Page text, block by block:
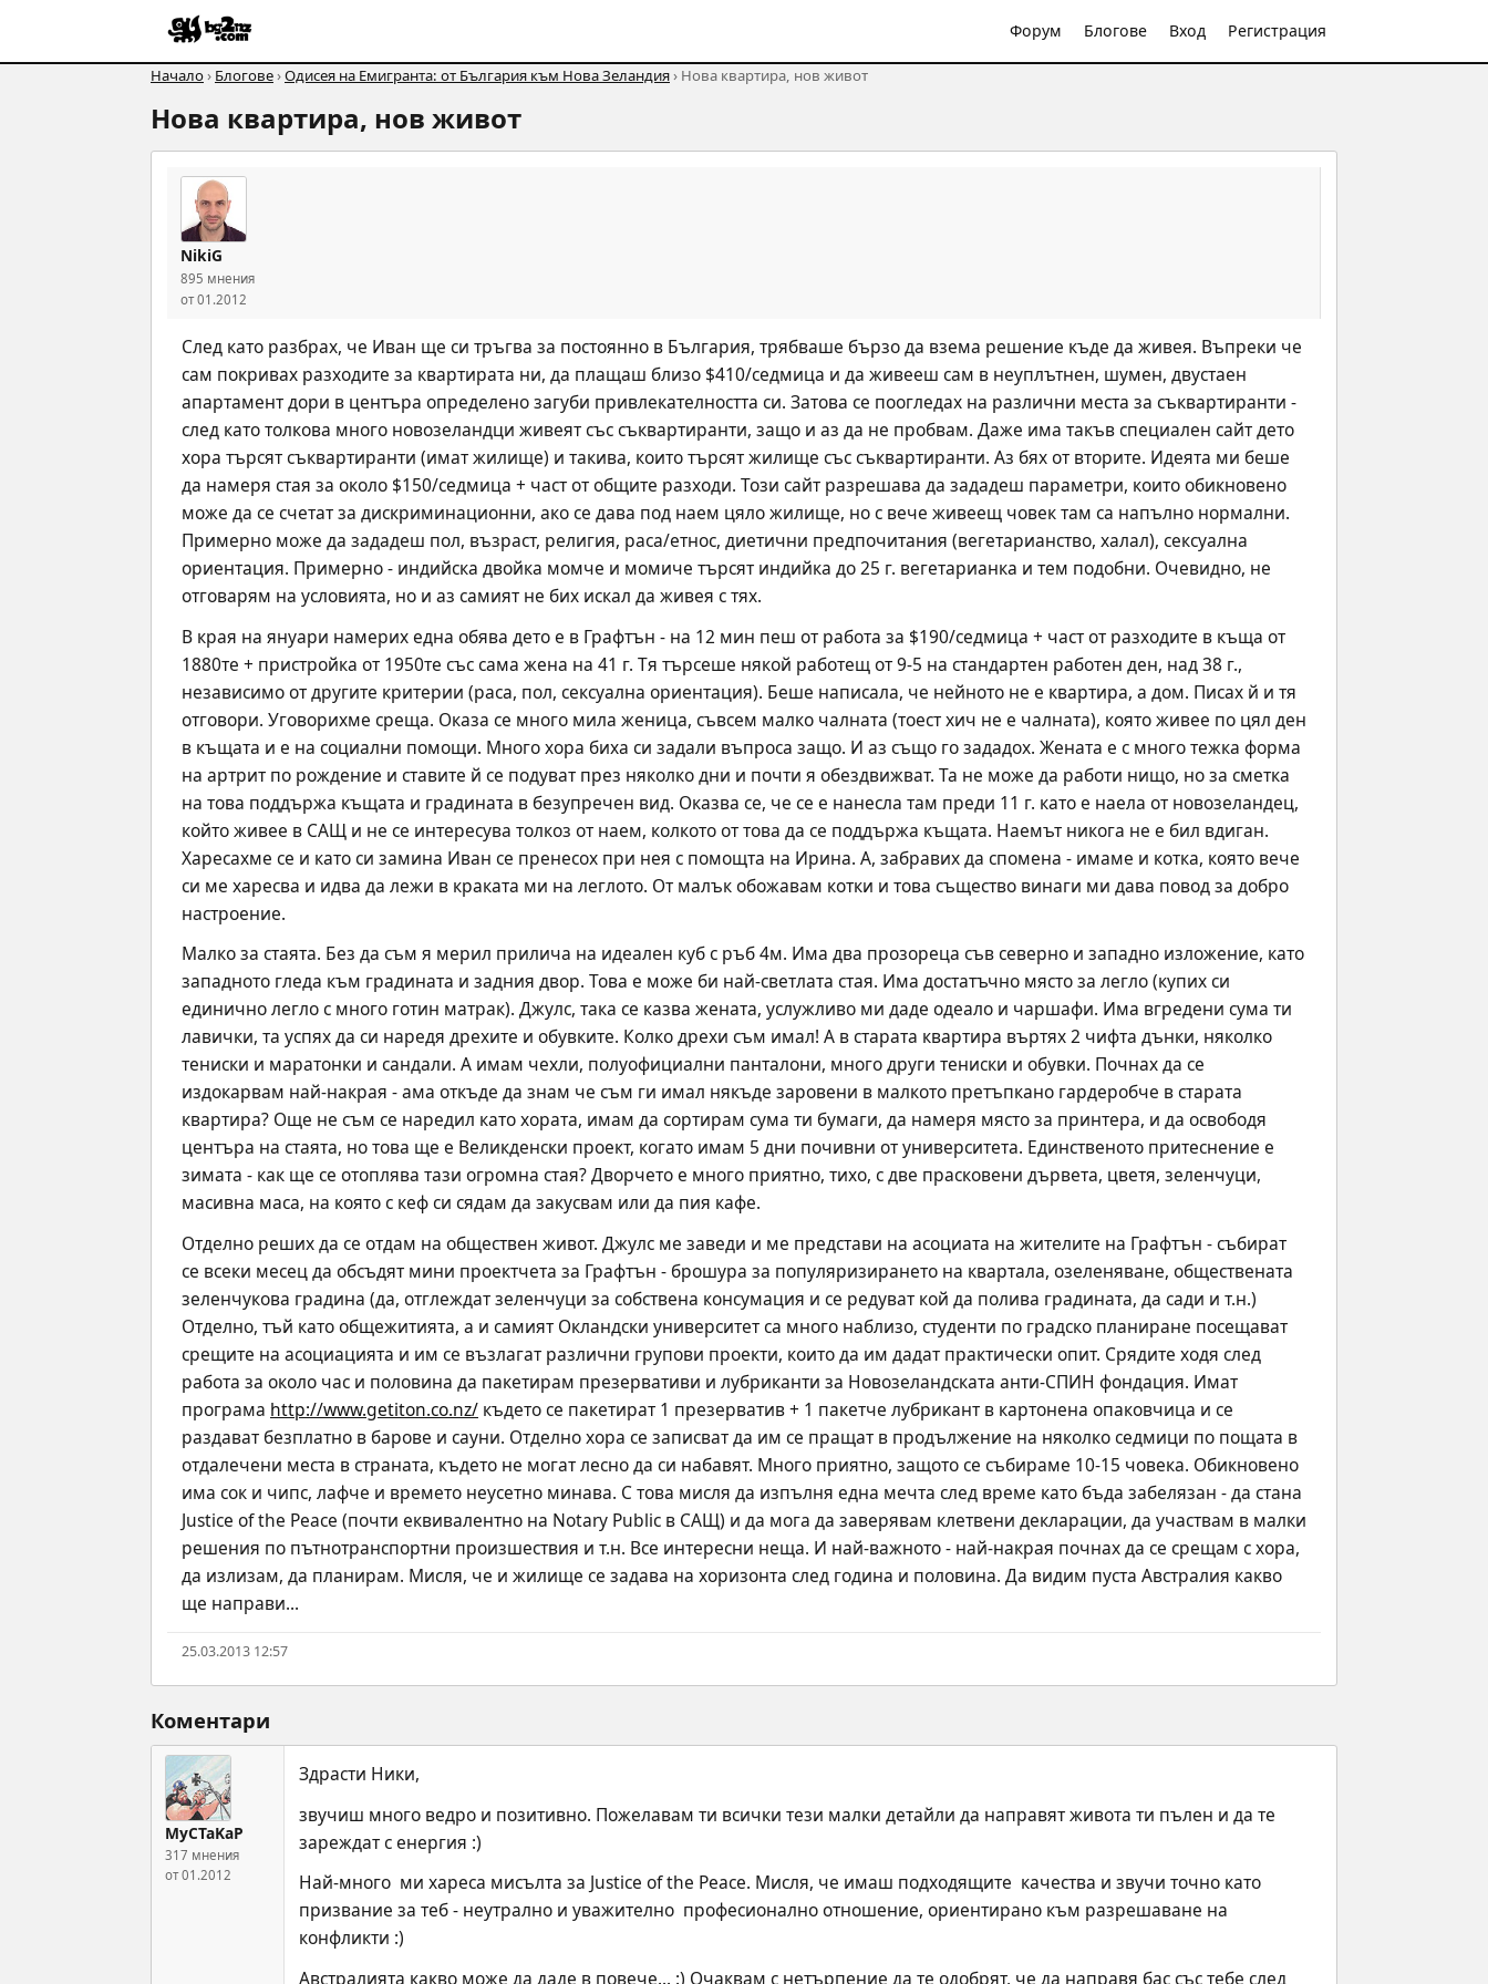
Форум Блогове Вход Регистрация
Начало› Блогове›Одисея на Емигранта: от България към Нова Зеландия› Нова квартира, нов живот
Нова квартира, нов живот
NikiG
895 мнения
от 01.2012
След като разбрах, че Иван ще си тръгва за постоянно в България, трябваше бързо да взема решение къде да живея. Въпреки че
сам покривах разходите за квартирата ни, да плащаш близо $410/седмица и да живееш сам в неуплътнен, шумен, двустаен
апартамент дори в центъра определено загуби привлекателността си. Затова се поогледах на различни места за съквартиранти -
след като толкова много новозеландци живеят със съквартиранти, защо и аз да не пробвам. Даже има такъв специален сайт дето
хора търсят съквартиранти (имат жилище) и такива, които търсят жилище със съквартиранти. Аз бях от вторите. Идеята ми беше
да намеря стая за около $150/седмица + част от общите разходи. Този сайт разрешава да зададеш параметри, които обикновено
може да се счетат за дискриминационни, ако се дава под наем цяло жилище, но с вече живеещ човек там са напълно нормални.
Примерно може да зададеш пол, възраст, религия, раса/етнос, диетични предпочитания (вегетарианство, халал), сексуална
ориентация. Примерно - индийска двойка момче и момиче търсят индийка до 25 г. вегетарианка и тем подобни. Очевидно, не
отговарям на условията, но и аз самият не бих искал да живея с тях.
В края на януари намерих една обява дето е в Графтън - на 12 мин пеш от работа за $190/седмица + част от разходите в къща от
1880те + пристройка от 1950те със сама жена на 41 г. Тя търсеше някой работещ от 9-5 на стандартен работен ден, над 38 г.,
независимо от другите критерии (раса, пол, сексуална ориентация). Беше написала, че нейното не е квартира, а дом. Писах й и тя
отговори. Уговорихме среща. Оказа се много мила женица, съвсем малко чалната (тоест хич не е чалната), която живее по цял ден
в къщата и е на социални помощи. Много хора биха си задали въпроса защо. И аз също го зададох. Жената е с много тежка форма
на артрит по рождение и ставите й се подуват през няколко дни и почти я обездвижват. Та не може да работи нищо, но за сметка
на това поддържа къщата и градината в безупречен вид. Оказва се, че се е нанесла там преди 11 г. като е наела от новозеландец,
който живее в САЩ и не се интересува толкоз от наем, колкото от това да се поддържа къщата. Наемът никога не е бил вдиган.
Харесахме се и като си замина Иван се пренесох при нея с помощта на Ирина. А, забравих да спомена - имаме и котка, която вече
си ме харесва и идва да лежи в краката ми на леглото. От малък обожавам котки и това същество винаги ми дава повод за добро
настроение.
Малко за стаята. Без да съм я мерил прилича на идеален куб с ръб 4м. Има два прозореца съв северно и западно изложение, като
западното гледа към градината и задния двор. Това е може би най-светлата стая. Има достатъчно място за легло (купих си
единично легло с много готин матрак). Джулс, така се казва жената, услужливо ми даде одеало и чаршафи. Има вгредени сума ти
лавички, та успях да си наредя дрехите и обувките. Колко дрехи съм имал! А в старата квартира въртях 2 чифта дънки, няколко
тениски и маратонки и сандали. А имам чехли, полуофициални панталони, много други тениски и обувки. Почнах да се
издокарвам най-накрая - ама откъде да знам че съм ги имал някъде заровени в малкото претъпкано гардеробче в старата
квартира? Още не съм се наредил като хората, имам да сортирам сума ти бумаги, да намеря място за принтера, и да освободя
центъра на стаята, но това ще е Великденски проект, когато имам 5 дни почивни от университета. Единственото притеснение е
зимата - как ще се отоплява тази огромна стая? Дворчето е много приятно, тихо, с две прасковени дървета, цветя, зеленчуци,
масивна маса, на която с кеф си сядам да закусвам или да пия кафе.
Отделно реших да се отдам на обществен живот. Джулс ме заведи и ме представи на асоциата на жителите на Графтън - събират
се всеки месец да обсъдят мини проектчета за Графтън - брошура за популяризирането на квартала, озеленяване, обществената
зеленчукова градина (да, отглеждат зеленчуци за собствена консумация и се редуват кой да полива градината, да сади и т.н.)
Отделно, тъй като общежитията, а и самият Окландски университет са много наблизо, студенти по градско планиране посещават
срещите на асоциацията и им се възлагат различни групови проекти, които да им дадат практически опит. Срядите ходя след
работа за около час и половина да пакетирам презервативи и лубриканти за Новозеландската анти-СПИН фондация. Имат
програма http://www.getiton.co.nz/ където се пакетират 1 презерватив + 1 пакетче лубрикант в картонена опаковчица и се
раздават безплатно в барове и сауни. Отделно хора се записват да им се пращат в продължение на няколко седмици по пощата в
отдалечени места в страната, където не могат лесно да си набавят. Много приятно, защото се събираме 10-15 човека. Обикновено
има сок и чипс, лафче и времето неусетно минава. С това мисля да изпълня една мечта след време като бъда забелязан - да стана
Justice of the Peace (почти еквивалентно на Notary Public в САЩ) и да мога да заверявам клетвени декларации, да участвам в малки
решения по пътнотранспортни произшествия и т.н. Все интересни неща. И най-важното - най-накрая почнах да се срещам с хора,
да излизам, да планирам. Мисля, че и жилище се задава на хоризонта след година и половина. Да видим пуста Австралия какво
ще направи...
25.03.2013 12:57
Коментари
MyCTaKaP
317 мнения
от 01.2012
Здрасти Ники,
звучиш много ведро и позитивно. Пожелавам ти всички тези малки детайли да направят живота ти пълен и да те
зареждат с енергия :)
Най-много  ми хареса мисълта за Justice of the Peace. Мисля, че имаш подходящите  качества и звучи точно като
призвание за теб - неутрално и уважително  професионално отношение, ориентирано към разрешаване на
конфликти :)
Австралията какво може да даде в повече... :) Очаквам с нетърпение да те одобрят, че да направя бас със тебе след